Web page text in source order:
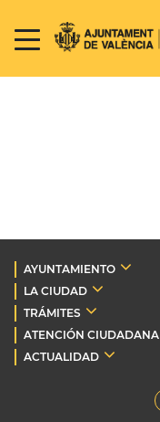
AYUNTAMIENTO
LA CIUDAD
TRÁMITES
ATENCIÓN CIUDADANA
ACTUALIDAD